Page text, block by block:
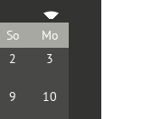
2 3
9 10